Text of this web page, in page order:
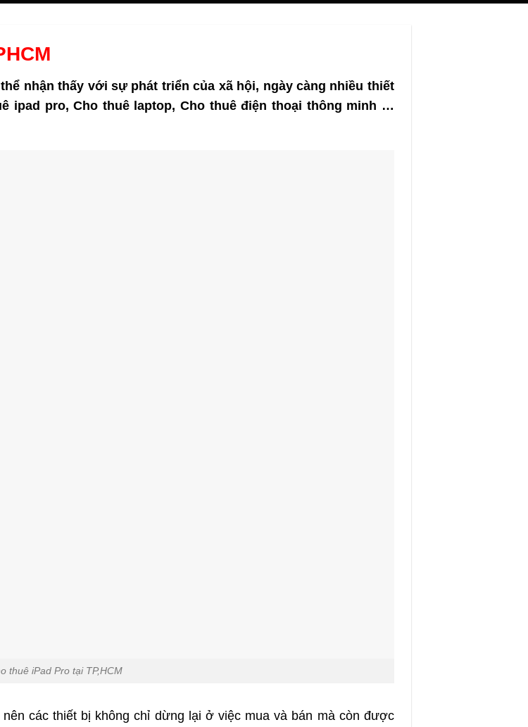
nhận thấy với sự phát triển của xã hội, ngày càng nhiều thiết
ipad pro, Cho thuê laptop, Cho thuê điện thoại thông minh …
thuê iPad Pro tại TP,HCM
các thiết bị không chỉ dừng lại ở việc mua và bán mà còn được